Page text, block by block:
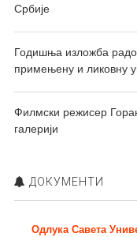
Србије
Годишња изложба
примењену и ликовну
Филмски режисер
галерији
ДОКУМЕНТИ
Одлука Савета